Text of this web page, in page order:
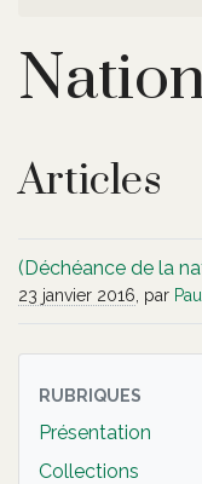
Articles
(Déchéance de la
23 janvier 2016 , par
RUBRIQUES
Présentation
Collections